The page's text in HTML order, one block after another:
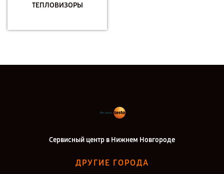
ТЕПЛОВИЗОРЫ
Сервисный центр в Нижнем Новгороде
ДРУГИЕ ГОРОДА